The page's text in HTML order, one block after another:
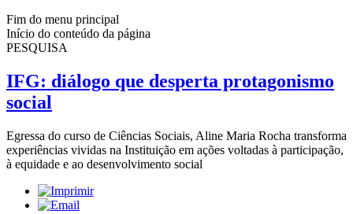
Fim do menu principal
Início do conteúdo da página
PESQUISA
IFG: diálogo que desperta protagonismo
social
Egressa do curso de Ciências Sociais, Aline Maria Rocha transforma
experiências vividas na Instituição em ações voltadas à participação,
à equidade e ao desenvolvimento social